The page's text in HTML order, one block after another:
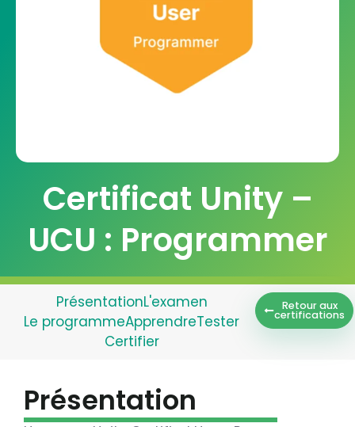
Certificat Unity –
UCU : Programmer
PrésentationL'examen
Le programmeApprendreTester
Certifier
Retour aux
certifications
Présentation